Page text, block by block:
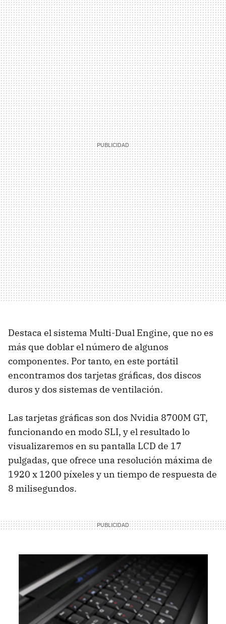
Destaca el sistema Multi-Dual Engine, que no es
más que doblar el número de algunos
componentes. Por tanto, en este portátil
encontramos dos tarjetas gráficas, dos discos
duros y dos sistemas de ventilación.
Las tarjetas gráficas son dos Nvidia 8700M GT,
funcionando en modo SLI, y el resultado lo
visualizaremos en su pantalla LCD de 17
pulgadas, que ofrece una resolución máxima de
1920 x 1200 píxeles y un tiempo de respuesta de
8 milisegundos.